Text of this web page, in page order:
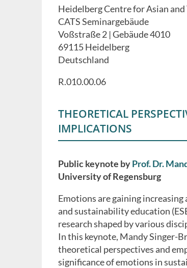
Heidelberg Centre for Asian
CATS Seminargebäude
Voßstraße 2 | Gebäude 4010
69115Heidelberg
Deutschland
R.010.00.06
THEORETICAL
IMPLICATIONS
Public keynote byProf. Dr.
University of Regensburg
Emotions are gaining
and sustainability education
research shaped by various
In this keynote, Mandy Singer-
theoretical perspectives and
significance of emotions in